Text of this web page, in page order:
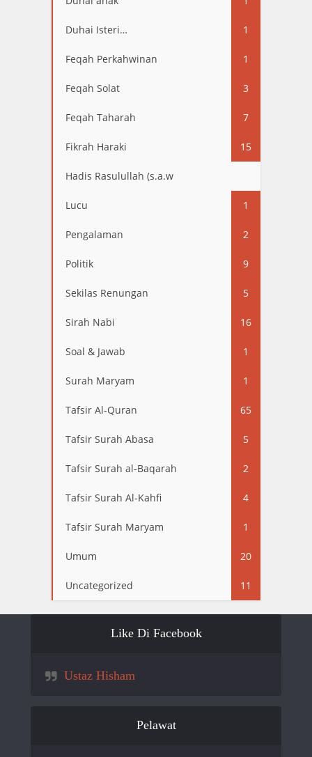
Duhai Isteri… 1
Feqah Perkahwinan 1
Feqah Solat 3
Feqah Taharah 7
Fikrah Haraki 15
Hadis Rasulullah (s.a.w
Lucu 1
Pengalaman 2
Politik 9
Sekilas Renungan 5
Sirah Nabi 16
Soal & Jawab 1
Surah Maryam 1
Tafsir Al-Quran 65
Tafsir Surah Abasa 5
Tafsir Surah al-Baqarah 2
Tafsir Surah Al-Kahfi 4
Tafsir Surah Maryam 1
Umum 20
Uncategorized 11
Like Di Facebook
Ustaz Hisham
Pelawat